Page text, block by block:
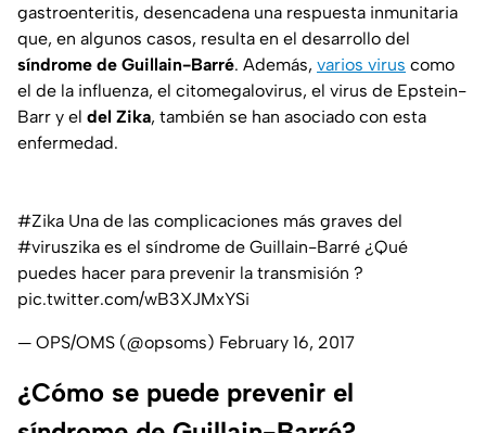
gastroenteritis, desencadena una respuesta inmunitaria
que, en algunos casos, resulta en el desarrollo del
síndrome de Guillain-Barré. Además, varios virus como
el de la influenza, el citomegalovirus, el virus de Epstein-
Barr y el del Zika, también se han asociado con esta
enfermedad.
#Zika Una de las complicaciones más graves del
#viruszika es el síndrome de Guillain-Barré ¿Qué
puedes hacer para prevenir la transmisión ?
pic.twitter.com/wB3XJMxYSi
— OPS/OMS (@opsoms) February 16, 2017
¿Cómo se puede prevenir el